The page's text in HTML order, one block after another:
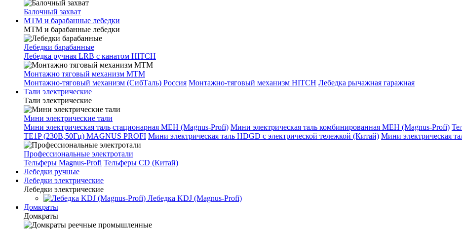
Балочный захват
МТМ и барабанные лебедки
МТМ и барабанные лебедки
Лебедки барабанные
Лебедка ручная LRB с канатом HITCH
Монтажно тяговый механизм МТМ
Монтажно-тяговый механизм (СибТаль) Россия Монтажно-тяговый механизм HITCH Лебедка рычажная гаражная
Тали электрические
Тали электрические
Мини электрические тали
Мини электрическая таль стационарная МЕН (Magnus-Profi) Мини электрическая таль комбинированная МЕН (Magnus-Profi)
TE1P (230В,50Гц) MAGNUS PROFI Мини электрическая таль HDGD с электрической тележкой (Китай) Мини электрическая
Профессиональные электротали
Тельферы Magnus-Profi Тельферы CD (Китай)
Лебедки ручные
Лебедки электрические
Лебедки электрические
Лебедка KDJ (Magnus-Profi)
Домкраты
Домкраты